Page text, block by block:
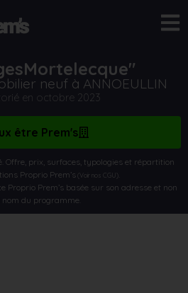
neuf à ANNOEULLIN
en octobre 2023
être Prem's
Offre, prix, surfaces, typologies et répartition
Proprio Prem’s(Voir nos CGU)
Proprio Prem’s basée sur son adresse et non
nom du programme.